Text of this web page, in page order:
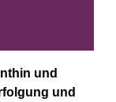
und
und